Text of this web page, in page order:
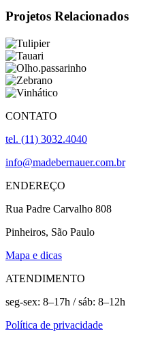
Facebook
X
LinkedIn
WhatsApp
Pinterest
E-
Projetos Relacionados
CONTATO
tel. (11) 3032.4040
info@madebernauer.com.br
ENDEREÇO
Rua Padre Carvalho 808
Pinheiros, São Paulo
Mapa e dicas
ATENDIMENTO
seg-sex: 8–17h / sáb: 8–12h
Política de privacidade